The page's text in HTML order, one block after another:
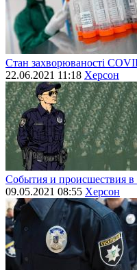
Стан захворюваності
22.06.2021 11:18 Херсон
События и происшествия в
09.05.2021 08:55 Херсон